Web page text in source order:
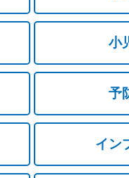
小
予
イン